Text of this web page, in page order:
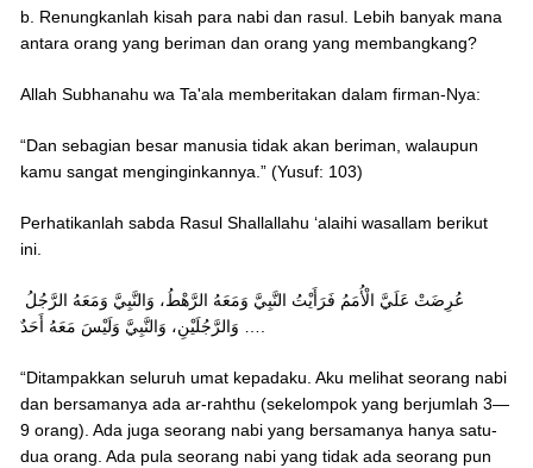
b. Renungkanlah kisah para nabi dan rasul. Lebih banyak mana
antara orang yang beriman dan orang yang membangkang?
Allah Subhanahu wa Ta'ala memberitakan dalam firman-Nya:
“Dan sebagian besar manusia tidak akan beriman, walaupun
kamu sangat menginginkannya.” (Yusuf: 103)
Perhatikanlah sabda Rasul Shallallahu ‘alaihi wasallam berikut
ini.
وَالرَّجُلَيْنِ، وَالنَّبِيَّ وَلَيْسَ مَعَهُ أَحَدٌ ….
“Ditampakkan seluruh umat kepadaku. Aku melihat seorang nabi
dan bersamanya ada ar-rahthu (sekelompok yang berjumlah 3—
9 orang). Ada juga seorang nabi yang bersamanya hanya satu-
dua orang. Ada pula seorang nabi yang tidak ada seorang pun